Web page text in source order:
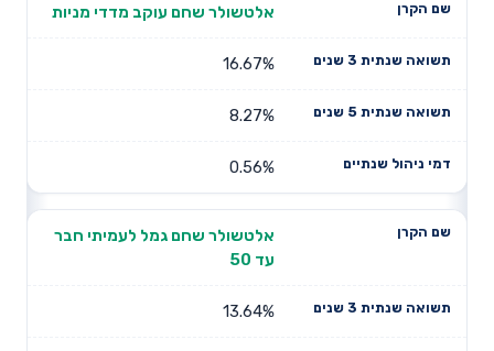
אלטשולר שחם עוקב מדדי מניות
16.67%
8.27%
0.56%
אלטשולר שחם גמל לעמיתי חבר
עד 50
13.64%